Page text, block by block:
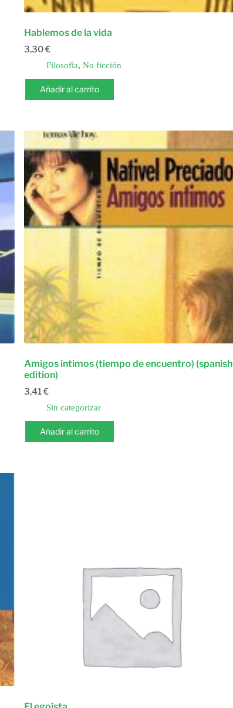
Hablemos de la vida
3,30€
Filosofía, No ficción
Añadir al carrito
Amigos íntimos (tiempo de encuentro) (spanish
edition)
3,41€
Sin categorizar
Añadir al carrito